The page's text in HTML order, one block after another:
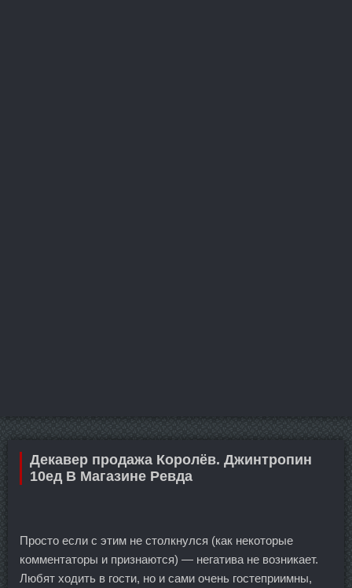
Декавер продажа Королёв. Джинтропин
10ед В Магазине Ревда
Просто если с этим не столкнулся (как некоторые
комментаторы и признаются) — негатива не возникает.
Любят ходить в гости, но и сами очень гостеприимны,